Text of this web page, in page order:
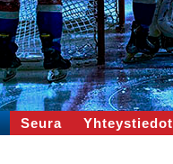
Seura Yhteystiedot